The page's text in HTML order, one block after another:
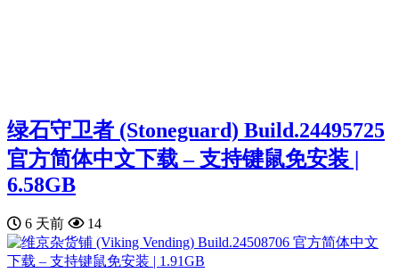
绿石守卫者 (Stoneguard) Build.24495725
官方简体中文下载 – 支持键鼠免安装 |
6.58GB
6 天前 14